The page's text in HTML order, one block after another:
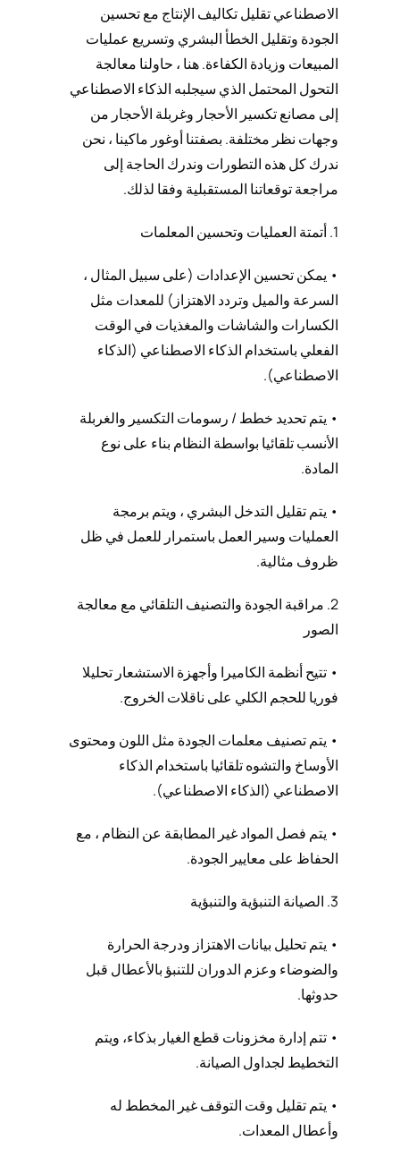
الاصطناعي تقليل تكاليف الإنتاج مع تحسين
الجودة وتقليل الخطأ البشري وتسريع عمليات
المبيعات وزيادة الكفاءة. هنا ، حاولنا معالجة
التحول المحتمل الذي سيجلبه الذكاء الاصطناعي
إلى مصانع تكسير الأحجار وغربلة الأحجار من
وجهات نظر مختلفة. بصفتنا أوغور ماكينا ، نحن
ندرك كل هذه التطورات وندرك الحاجة إلى
مراجعة توقعاتنا المستقبلية وفقا لذلك.
1. أتمتة العمليات وتحسين المعلمات
• يمكن تحسين الإعدادات (على سبيل المثال ،
السرعة والميل وتردد الاهتزاز) للمعدات مثل
الكسارات والشاشات والمغذيات في الوقت
الفعلي باستخدام الذكاء الاصطناعي (الذكاء
الاصطناعي).
• يتم تحديد خطط / رسومات التكسير والغربلة
الأنسب تلقائيا بواسطة النظام بناء على نوع
المادة.
• يتم تقليل التدخل البشري ، ويتم برمجة
العمليات وسير العمل باستمرار للعمل في ظل
ظروف مثالية.
2. مراقبة الجودة والتصنيف التلقائي مع معالجة
الصور
• تتيح أنظمة الكاميرا وأجهزة الاستشعار تحليلا
فوريا للحجم الكلي على ناقلات الخروج.
• يتم تصنيف معلمات الجودة مثل اللون ومحتوى
الأوساخ والتشوه تلقائيا باستخدام الذكاء
الاصطناعي (الذكاء الاصطناعي).
• يتم فصل المواد غير المطابقة عن النظام ، مع
الحفاظ على معايير الجودة.
3. الصيانة التنبؤية والتنبؤية
• يتم تحليل بيانات الاهتزاز ودرجة الحرارة
والضوضاء وعزم الدوران للتنبؤ بالأعطال قبل
حدوثها.
• تتم إدارة مخزونات قطع الغيار بذكاء، ويتم
التخطيط لجداول الصيانة.
• يتم تقليل وقت التوقف غير المخطط له
وأعطال المعدات.